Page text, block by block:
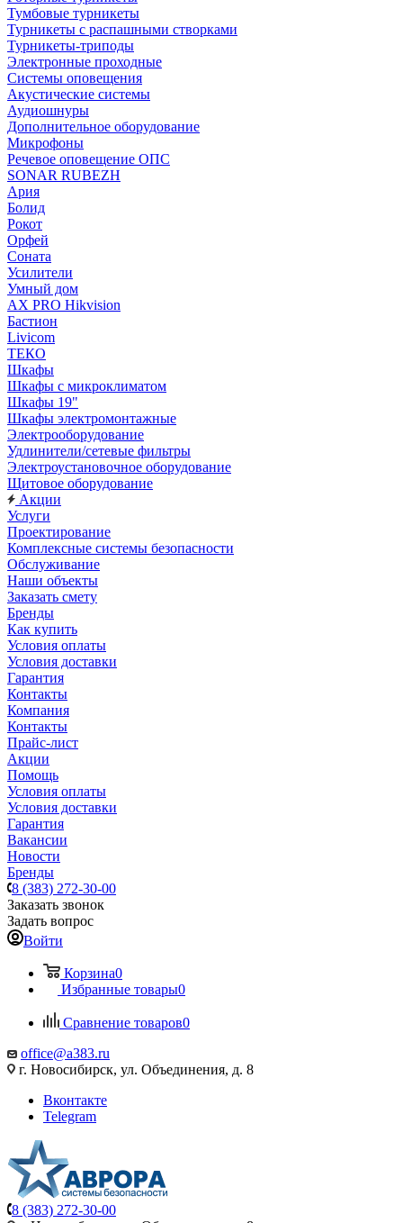
Тумбовые турникеты
Турникеты с распашными створками
Турникеты-триподы
Электронные проходные
Системы оповещения
Акустические системы
Аудиошнуры
Дополнительное оборудование
Микрофоны
Речевое оповещение ОПС
SONAR RUBEZH
Ария
Болид
Рокот
Орфей
Соната
Усилители
Умный дом
AX PRO Hikvision
Бастион
Livicom
ТЕКО
Шкафы
Шкафы с микроклиматом
Шкафы 19"
Шкафы электромонтажные
Электрооборудование
Удлинители/сетевые фильтры
Электроустановочное оборудование
Щитовое оборудование
Акции
Услуги
Проектирование
Комплексные системы безопасности
Обслуживание
Наши объекты
Заказать смету
Бренды
Как купить
Условия оплаты
Условия доставки
Гарантия
Контакты
Компания
Контакты
Прайс-лист
Акции
Помощь
Условия оплаты
Условия доставки
Гарантия
Вакансии
Новости
Бренды
8 (383) 272-30-00
Заказать звонок
Задать вопрос
Войти
Корзина0
Избранные товары0
Сравнение товаров0
office@a383.ru
г. Новосибирск, ул. Объединения, д. 8
Вконтакте
Telegram
8 (383) 272-30-00